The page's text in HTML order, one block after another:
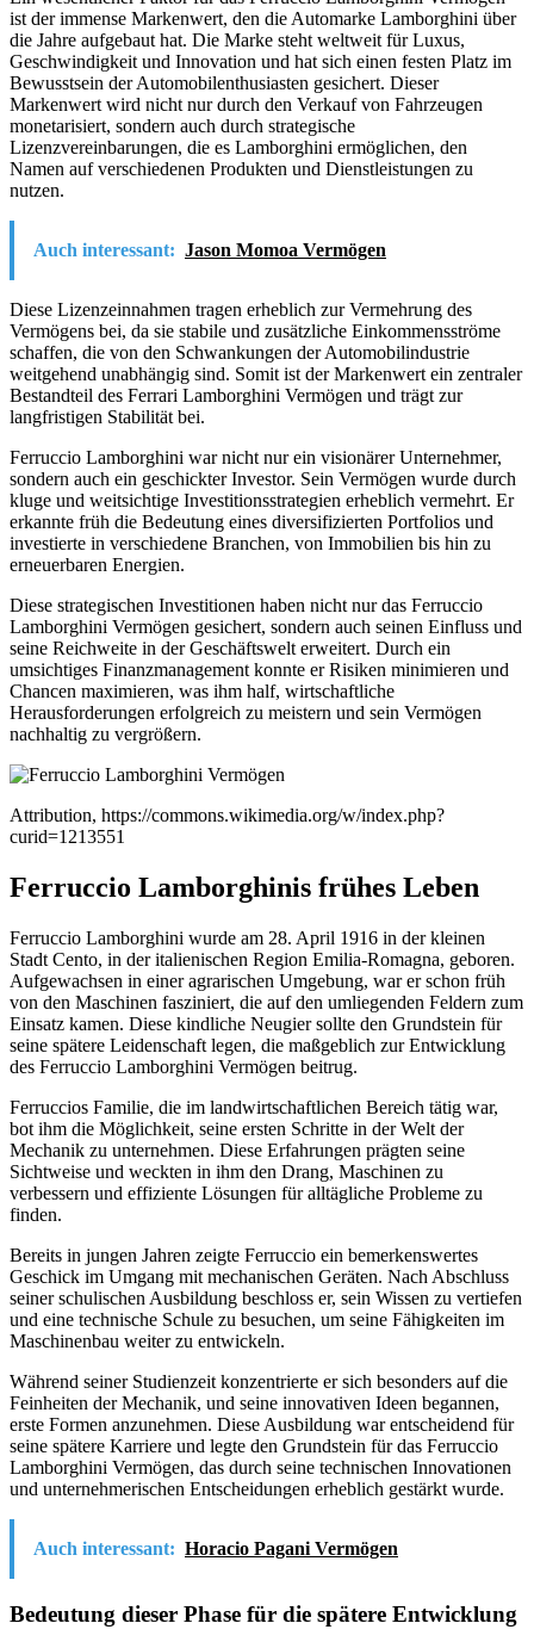
ist der immense Markenwert, den die Automarke Lamborghini über
die Jahre aufgebaut hat. Die Marke steht weltweit für Luxus,
Geschwindigkeit und Innovation und hat sich einen festen Platz im
Bewusstsein der Automobilenthusiasten gesichert. Dieser
Markenwert wird nicht nur durch den Verkauf von Fahrzeugen
monetarisiert, sondern auch durch strategische
Lizenzvereinbarungen, die es Lamborghini ermöglichen, den
Namen auf verschiedenen Produkten und Dienstleistungen zu
nutzen.
Auch interessant: Jason Momoa Vermögen
Diese Lizenzeinnahmen tragen erheblich zur Vermehrung des
Vermögens bei, da sie stabile und zusätzliche Einkommensströme
schaffen, die von den Schwankungen der Automobilindustrie
weitgehend unabhängig sind. Somit ist der Markenwert ein zentraler
Bestandteil des Ferrari Lamborghini Vermögen und trägt zur
langfristigen Stabilität bei.
Ferruccio Lamborghini war nicht nur ein visionärer Unternehmer,
sondern auch ein geschickter Investor. Sein Vermögen wurde durch
kluge und weitsichtige Investitionsstrategien erheblich vermehrt. Er
erkannte früh die Bedeutung eines diversifizierten Portfolios und
investierte in verschiedene Branchen, von Immobilien bis hin zu
erneuerbaren Energien.
Diese strategischen Investitionen haben nicht nur das Ferruccio
Lamborghini Vermögen gesichert, sondern auch seinen Einfluss und
seine Reichweite in der Geschäftswelt erweitert. Durch ein
umsichtiges Finanzmanagement konnte er Risiken minimieren und
Chancen maximieren, was ihm half, wirtschaftliche
Herausforderungen erfolgreich zu meistern und sein Vermögen
nachhaltig zu vergrößern.
Attribution, https://commons.wikimedia.org/w/index.php?
curid=1213551
Ferruccio Lamborghinis frühes Leben
Ferruccio Lamborghini wurde am 28. April 1916 in der kleinen
Stadt Cento, in der italienischen Region Emilia-Romagna, geboren.
Aufgewachsen in einer agrarischen Umgebung, war er schon früh
von den Maschinen fasziniert, die auf den umliegenden Feldern zum
Einsatz kamen. Diese kindliche Neugier sollte den Grundstein für
seine spätere Leidenschaft legen, die maßgeblich zur Entwicklung
des Ferruccio Lamborghini Vermögen beitrug.
Ferruccios Familie, die im landwirtschaftlichen Bereich tätig war,
bot ihm die Möglichkeit, seine ersten Schritte in der Welt der
Mechanik zu unternehmen. Diese Erfahrungen prägten seine
Sichtweise und weckten in ihm den Drang, Maschinen zu
verbessern und effiziente Lösungen für alltägliche Probleme zu
finden.
Bereits in jungen Jahren zeigte Ferruccio ein bemerkenswertes
Geschick im Umgang mit mechanischen Geräten. Nach Abschluss
seiner schulischen Ausbildung beschloss er, sein Wissen zu vertiefen
und eine technische Schule zu besuchen, um seine Fähigkeiten im
Maschinenbau weiter zu entwickeln.
Während seiner Studienzeit konzentrierte er sich besonders auf die
Feinheiten der Mechanik, und seine innovativen Ideen begannen,
erste Formen anzunehmen. Diese Ausbildung war entscheidend für
seine spätere Karriere und legte den Grundstein für das Ferruccio
Lamborghini Vermögen, das durch seine technischen Innovationen
und unternehmerischen Entscheidungen erheblich gestärkt wurde.
Auch interessant: Horacio Pagani Vermögen
Bedeutung dieser Phase für die spätere Entwicklung